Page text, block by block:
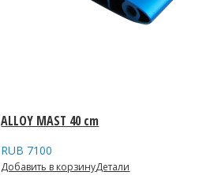
ALLOY MAST 40 cm
RUB 7100
Добавить в корзинуДетали